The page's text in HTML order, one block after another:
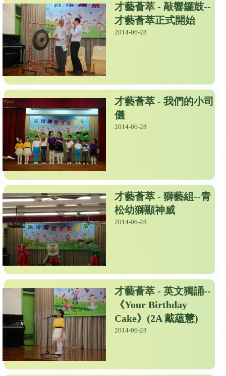
才藝薈萃 - 敲響鑼鼓--
才藝薈萃正式開始
2014-06-28
才藝薈萃 - 我們的小司
儀
2014-06-28
才藝薈萃 - 獅藝組--青
松幼獅顯神威
2014-06-28
才藝薈萃 - 英文獨誦--
《Your Birthday
Cake》(2A 戴蘊慧)
2014-06-28